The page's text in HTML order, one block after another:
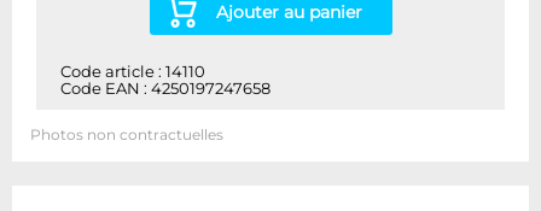
Ajouter au panier
Code article : 14110
Code EAN : 4250197247658
Photos non contractuelles